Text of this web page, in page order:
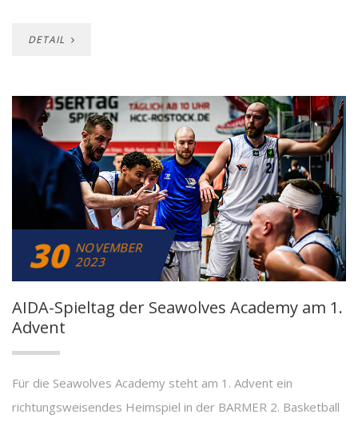
DETAIL
30 NOVEMBER
2023
AIDA-Spieltag der Seawolves Academy am 1.
Advent
Für die Seawolves Academy steht am 1. Advent ein
richtungsweisendes Heimspiel in der BARMER 2. Basketball